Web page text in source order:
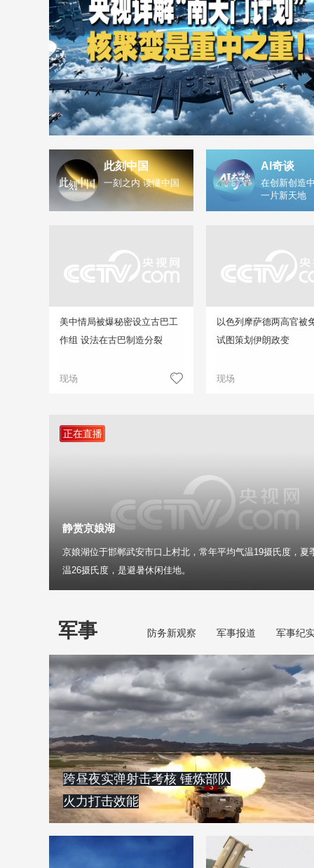
此刻中国
一刻之内 读懂中国
AI奇谈
在创新创造
一片新天地
美中情局被爆秘密设立古巴工
作组 设法在古巴制造分裂
现场
以色列摩萨德两高官被
试图策划伊朗政变
现场
正在直播
静赏京娘湖
京娘湖位于邯郸武安市口上村北，常年平均气温19摄氏度，夏
温26摄氏度，是避暑休闲佳地。
军事 防务新观察 军事报道 军事纪
跨昼夜实弹射击考核 锤炼部队
火力打击效能